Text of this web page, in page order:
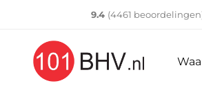
Klantenvertellen
9.410
(4461